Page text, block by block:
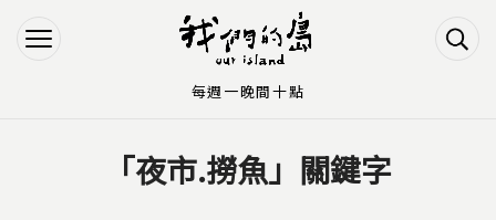
Jump to Navigation
Jump to Main content
「夜市.撈魚」關鍵字
每週一晚間十點